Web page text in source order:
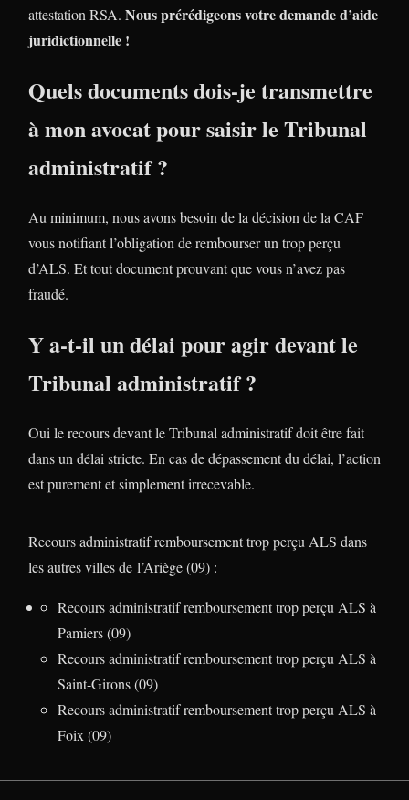
attestation RSA. Nous prérédigeons votre demande d’aide
juridictionnelle !
Quels documents dois-je transmettre
à mon avocat pour saisir le Tribunal
administratif ?
Au minimum, nous avons besoin de la décision de la CAF
vous notifiant l’obligation de rembourser un trop perçu
d’ALS. Et tout document prouvant que vous n’avez pas
fraudé.
Y a-t-il un délai pour agir devant le
Tribunal administratif ?
Oui le recours devant le Tribunal administratif doit être fait
dans un délai stricte. En cas de dépassement du délai, l’action
est purement et simplement irrecevable.
Recours administratif remboursement trop perçu ALS dans
les autres villes de l’Ariège (09) :
Recours administratif remboursement trop perçu ALS à
Pamiers (09)
Recours administratif remboursement trop perçu ALS à
Saint-Girons (09)
Recours administratif remboursement trop perçu ALS à
Foix (09)